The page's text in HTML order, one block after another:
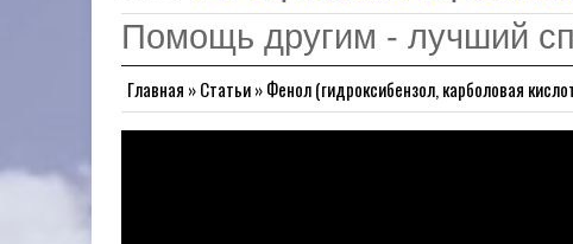
Помощь другим - лучший
Главная »Статьи»Фенол (гидроксибензол, карболовая